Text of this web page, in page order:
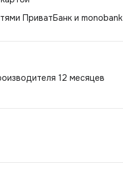
ПриватБанк и monobank
12 месяцев